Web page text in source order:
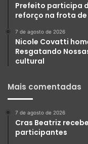
Prefeito participa
reforço na frota
7 de agosto de 2026
Nicole Covatti
Resgatando
cultural
Mais comentadas
7 de agosto de 2026
Cras Beatriz
participantes